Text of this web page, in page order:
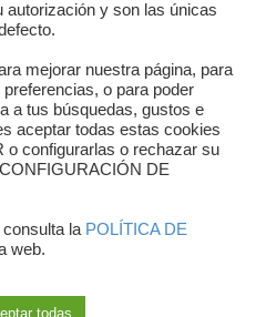
autorización y son las únicas
mejorar nuestra página, para
o para poder
a tus búsquedas, gustos e
aceptar todas estas cookies
o configurarlas o rechazar su
DE
la POLÍTICA DE
web.
todas